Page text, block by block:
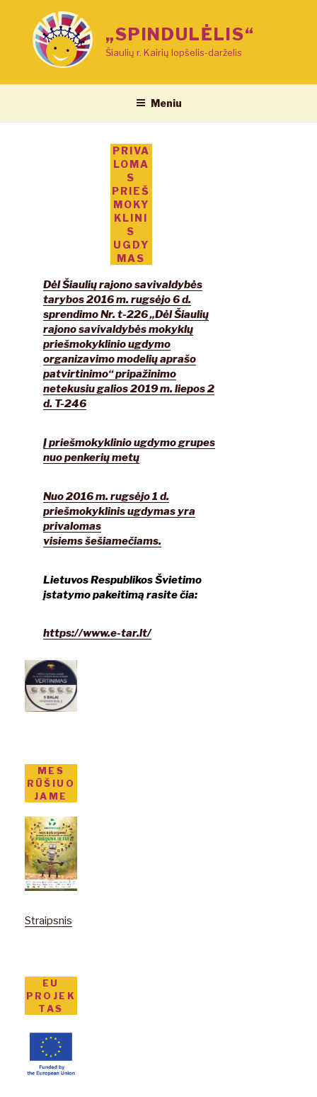
„SPINDULĖLIS“
Šiaulių r. Kairių lopšelis-darželis
Meniu
PRIVA
LOMA
S
PRIEŠ
MOKY
KLINI
S
UGDY
MAS
Dėl Šiaulių rajono savivaldybės
tarybos 2016 m. rugsėjo 6 d.
sprendimo Nr. t-226 „Dėl Šiaulių
rajono savivaldybės mokyklų
priešmokyklinio ugdymo
organizavimo modelių aprašo
patvirtinimo“ pripažinimo
netekusiu galios 2019 m. liepos 2
d. T-246
Į priešmokyklinio ugdymo grupes
nuo penkerių metų
Nuo 2016 m. rugsėjo 1 d.
priešmokyklinis ugdymas yra
privalomas
visiems šešiamečiams.
Lietuvos Respublikos Švietimo
įstatymo pakeitimą rasite čia:
https://www.e-tar.lt/
MES
RŪŠIUO
JAME
Straipsnis
EU
PROJEK
TAS